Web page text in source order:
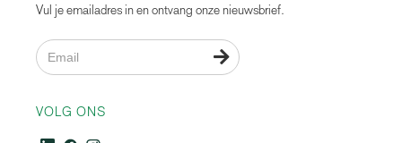
Vul je emailadres in en ontvang onze nieuwsbrief.

VOLG ONS